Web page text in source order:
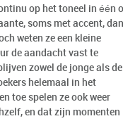
op het toneel in één
soms met accent, dan
weten ze een kleine
de aandacht vast te
zowel de jonge als de
helemaal in het
toe spelen ze ook weer
en dat zijn momenten